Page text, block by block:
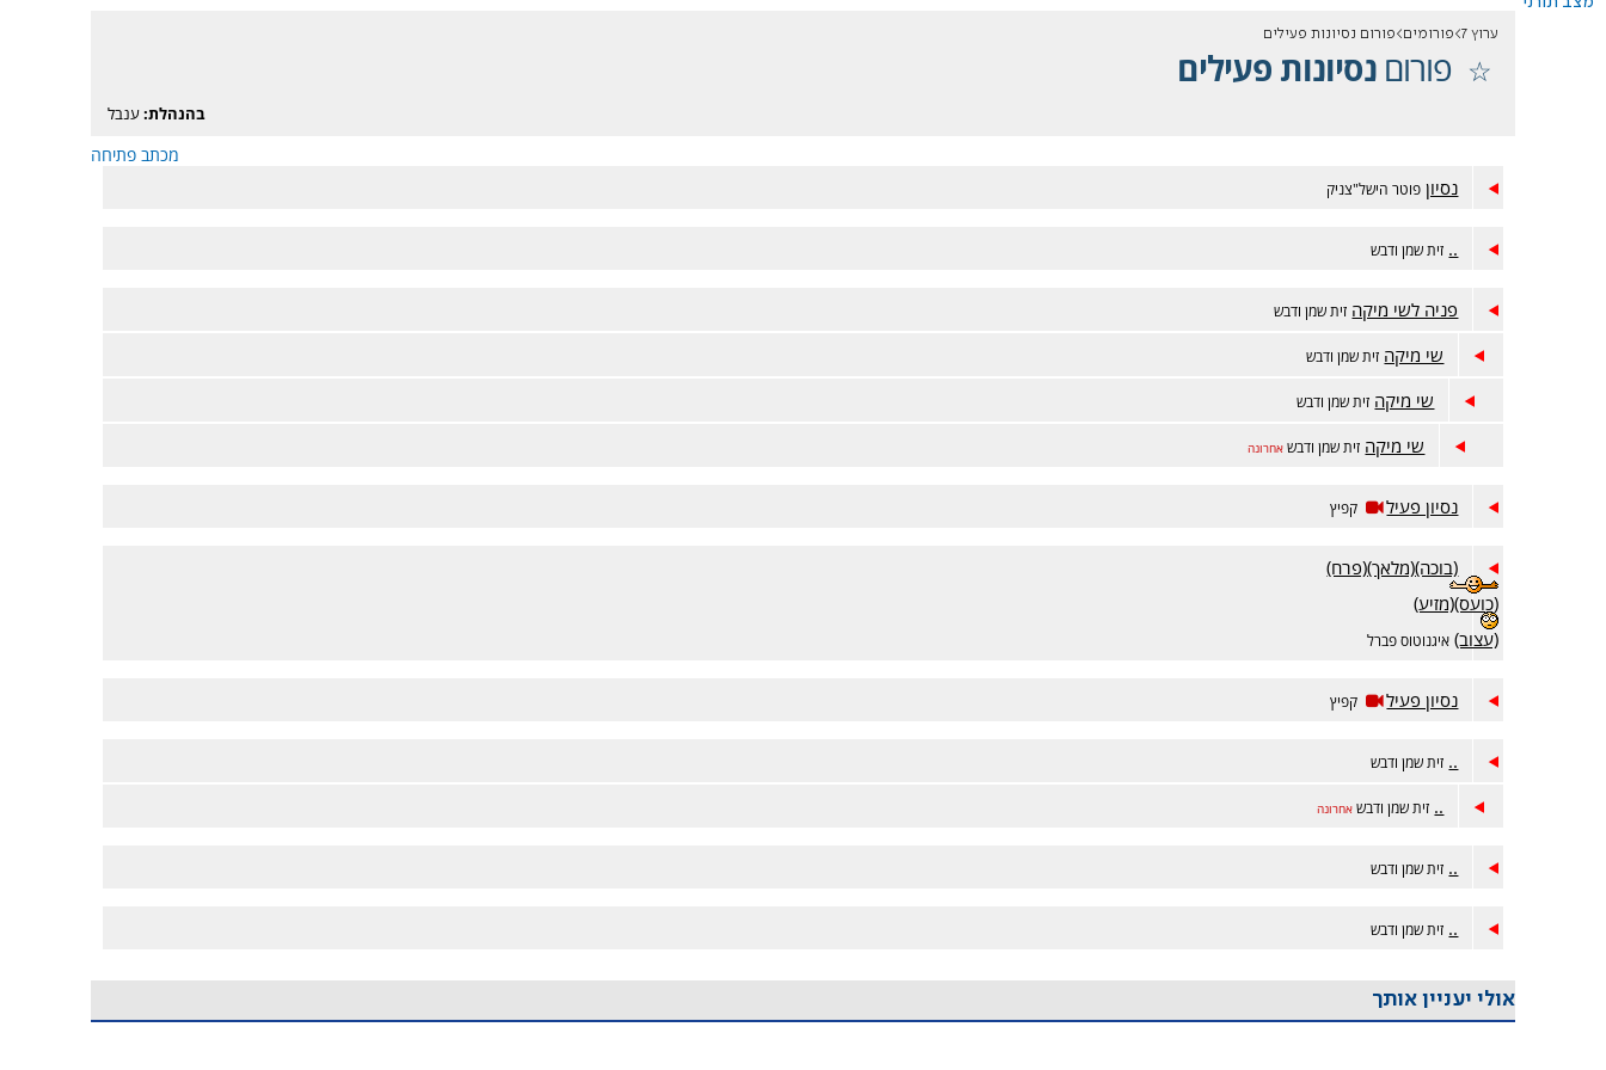
ערוץ 7 פורומים פורום נסיונות פעילים
פורוםנסיונות פעילים
בהנהלת:ענבל
מכתב פתיחה
נסיון פוטר הישל"צניק
.. זית שמן ודבש
פניה לשי מיקה זית שמן ודבש
שי מיקה זית שמן ודבש
שי מיקה זית שמן ודבש
שי מיקה זית שמן ודבש אחרונה
נסיון פעיל קפיץ
(בוכה)(מלאך)(פרח)
(כועס)(מזיע)
(עצוב) איגנוטוס פברל
נסיון פעיל קפיץ
.. זית שמן ודבש
.. זית שמן ודבש אחרונה
.. זית שמן ודבש
.. זית שמן ודבש
אולי יעניין אותך